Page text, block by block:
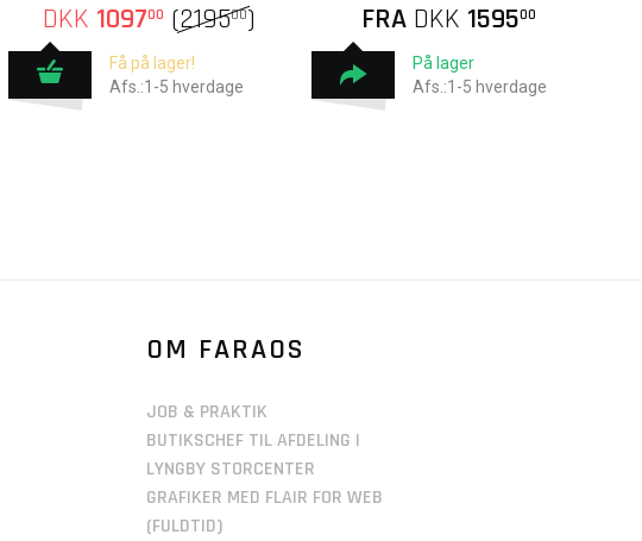
DKK 109700 (219500)
Få på lager!
Afs.:1-5 hverdage
FRA DKK 159500
På lager
Afs.:1-5 hverdage
OM FARAOS
JOB & PRAKTIK
BUTIKSCHEF TIL AFDELING I
LYNGBY STORCENTER
GRAFIKER MED FLAIR FOR WEB
(FULDTID)